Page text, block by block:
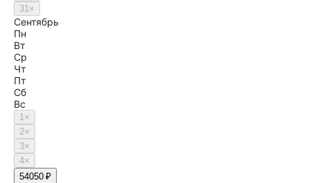
31×
Сентябрь
Пн
Вт
Ср
Чт
Пт
Сб
Вс
1×
2×
3×
4×
54050 ₽